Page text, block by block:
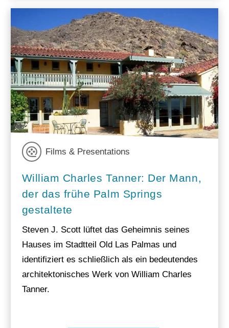
Films & Presentations
William Charles Tanner: Der Mann,
der das frühe Palm Springs
gestaltete
Steven J. Scott lüftet das Geheimnis seines
Hauses im Stadtteil Old Las Palmas und
identifiziert es schließlich als ein bedeutendes
architektonisches Werk von William Charles
Tanner.